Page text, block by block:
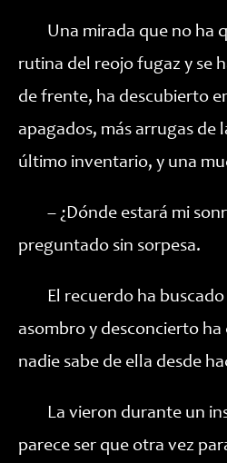
Una mirada que no ha
rutina del reojo fugaz y se
de frente, ha descubierto
apagados, más arrugas de
último inventario, y una
– ¿Dónde estará mi
preguntado sin sorpesa.
El recuerdo ha buscado
asombro y desconcierto
nadie sabe de ella desde
La vieron durante un
parece ser que otra vez